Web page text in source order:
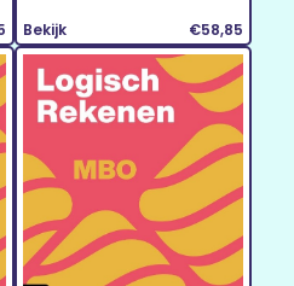
Bekijk €58,85